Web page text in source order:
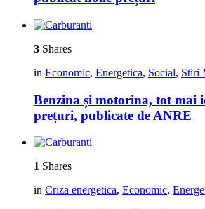
3 Shares
in Economic, Energetica, Social, Stiri
Benzina și motorina, tot mai
prețuri, publicate de ANRE
1 Shares
in Criza energetica, Economic,